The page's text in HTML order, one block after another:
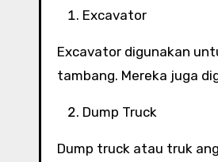
Excavator
Excavator digunakan
tambang. Mereka juga
Dump Truck
Dump truck atau truk